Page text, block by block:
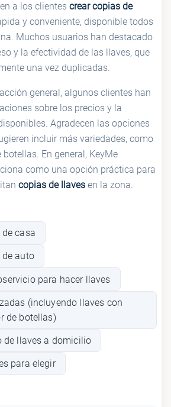
a los clientes crear copias de
y conveniente, disponible todos
Muchos usuarios han destacado
y la efectividad de las llaves, que
una vez duplicadas.
general, algunos clientes han
sobre los precios y la
Agradecen las opciones
incluir más variedades, como
botellas. En general, KeyMe
como una opción práctica para
copias de llaves en la zona.
casa
de auto
para hacer llaves
(incluyendo llaves con
de botellas)
de llaves a domicilio
para elegir